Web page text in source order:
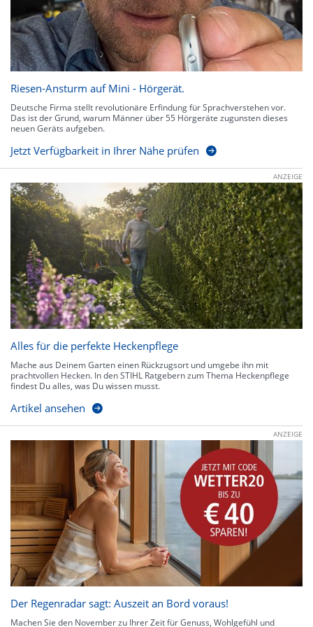
Riesen-Ansturm auf Mini - Hörgerät.
Deutsche Firma stellt revolutionäre Erfindung für Sprachverstehen vor.
Das ist der Grund, warum Männer über 55 Hörgeräte zugunsten dieses
neuen Geräts aufgeben.
Jetzt Verfügbarkeit in Ihrer Nähe prüfen
ANZEIGE
Alles für die perfekte Heckenpflege
Mache aus Deinem Garten einen Rückzugsort und umgebe ihn mit
prachtvollen Hecken. In den STIHL Ratgebern zum Thema Heckenpflege
findest Du alles, was Du wissen musst.
Artikel ansehen
ANZEIGE
Der Regenradar sagt: Auszeit an Bord voraus!
Machen Sie den November zu Ihrer Zeit für Genuss, Wohlgefühl und